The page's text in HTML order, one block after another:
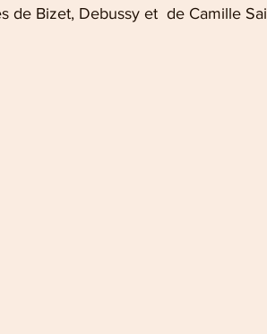
Bizet, Debussy et  de Camille